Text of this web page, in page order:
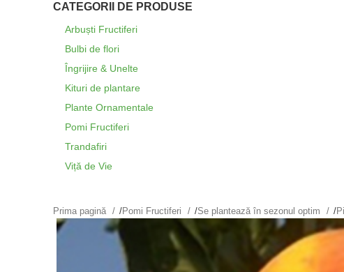
CATEGORII DE PRODUSE
Arbuști Fructiferi
Bulbi de flori
Îngrijire & Unelte
Kituri de plantare
Plante Ornamentale
Pomi Fructiferi
Trandafiri
Viță de Vie
Prima pagină /Pomi Fructiferi /Se plantează în sezonul optim /